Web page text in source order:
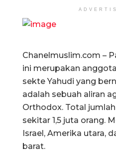
Chanelmuslim.com –
ini merupakan
sekte Yahudi yang
adalah sebuah aliran
Orthodox. Total
sekitar 1,5 juta orang.
Israel, Amerika utara,
barat.